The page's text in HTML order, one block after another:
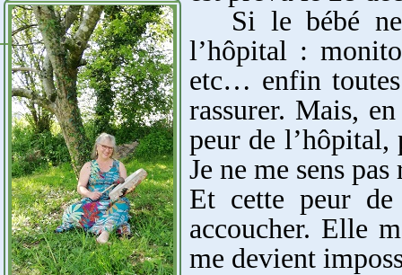
Si le bébé
l’hôpital :
etc… enfin toutes
rassurer. Mais,
peur de l’hôpital,
Je ne me sens
Et cette peur de
accoucher. Elle
me devient